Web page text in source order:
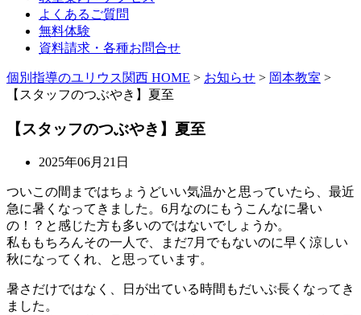
よくあるご質問
無料体験
資料請求・各種お問合せ
個別指導のユリウス関西 HOME > お知らせ > 岡本教室 >
【スタッフのつぶやき】夏至
【スタッフのつぶやき】夏至
2025年06月21日
ついこの間まではちょうどいい気温かと思っていたら、最近
急に暑くなってきました。6月なのにもうこんなに暑い
の！？と感じた方も多いのではないでしょうか。
私ももちろんその一人で、まだ7月でもないのに早く涼しい
秋になってくれ、と思っています。
暑さだけではなく、日が出ている時間もだいぶ長くなってき
ました。